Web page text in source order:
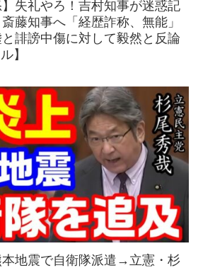
】失礼やろ！吉村知事が迷惑記
藤知事へ「経歴詐称、無能」
誹謗中傷に対して毅然と反論
】
本地震で自衛隊派遣→立憲・杉